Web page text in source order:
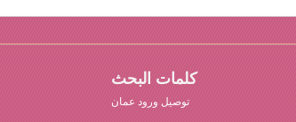
كلمات البحث
توصيل ورود عمان